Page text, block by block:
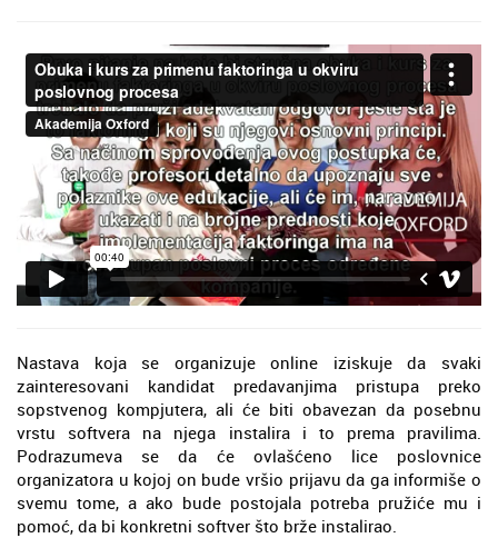
Nastava koja se organizuje online iziskuje da svaki
zainteresovani kandidat predavanjima pristupa preko
sopstvenog kompjutera, ali će biti obavezan da posebnu
vrstu softvera na njega instalira i to prema pravilima.
Podrazumeva se da će ovlašćeno lice poslovnice
organizatora u kojoj on bude vršio prijavu da ga informiše o
svemu tome, a ako bude postojala potreba pružiće mu i
pomoć, da bi konkretni softver što brže instalirao.